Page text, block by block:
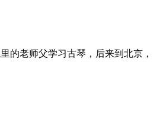
的老师父学习古琴，后来到北京，